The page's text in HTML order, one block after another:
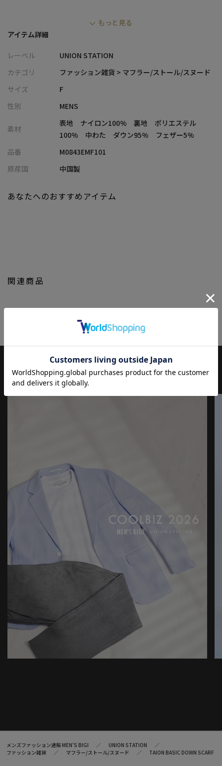
ブランド定番のダウンマフラーです。
表側にダウン、裏側はフリース素材で直接肌に当たる部分も滑ら
裏面のトンネル部分にもう片方の先端部分を通して首に巻く仕様
で、男女問わずお使いいただけるデザイン。
収納ができ持ち運びにも便利なアイテムです。
中わたには軽やかでふっくらとした、嵩高のあるダウンを使用。
■コーディネート
ベーシックなカラーラインナップのため、汎用性高くデイリー使
ットと合わせていただくのもおすすめです。
＜TAION（タイオン）＞
ブランド名の由来は、体温（TAION）。
TAION のダウン（羽毛）は軽くて反発力の良いダウンを使用して
おり、雨や高湿度の環境下でも羽毛の縮みを最小限に抑え、保温
性が落ちづらいという特徴があります。
【UNION STATION/ ユニオンステーション】
「さりげない上品さ」をキーワードに大人に向けた、素材感と着
※屋外での撮影画像は光の加減で、実際の商品より明るく見える
場合が御座います。商品の色味は生地アップ・スタジオ撮影の画
像をご参考下さい。
※画像の商品はサンプルとなりますので実際の商品と仕様、加
工、サイズが若干異なる場合がございます。
※他のキャンペーンにより、期間中に価格が変動する場合があり
ます。※セールは予告なく終了させていただく場合もあります。
もっと見る
アイテム詳細
レーベル
UNION STATION
カテゴリ
ファッション雑貨 > マフラー/ストール/スヌード
サイズ
F
性別
MENS
素材
表地 ナイロン100% 裏地 ポリエステル
100% 中わた ダウン95% フェザー5%
品番
M0843EMF101
原産国
中国製
関連商品
あなたへのおすすめアイテム
JOURNAL もっと見る
メンズファッション通販 MEN'S BIGI
UNION STATION
ファッション雑貨
マフラー/ストール/スヌード TAION BASIC DOWN SCARF